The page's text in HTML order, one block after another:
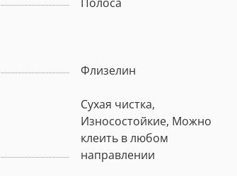
Флизелин
Сухая чистка,
Износостойкие, Можно
клеить в любом
направлении